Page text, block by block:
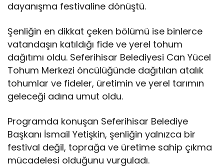
dayanışma festivaline dönüştü.
Şenliğin en dikkat çeken bölümü ise binlerce
vatandaşın katıldığı fide ve yerel tohum
dağıtımı oldu. Seferihisar Belediyesi Can Yücel
Tohum Merkezi öncülüğünde dağıtılan atalık
tohumlar ve fideler, üretimin ve yerel tarımın
geleceği adına umut oldu.
Programda konuşan Seferihisar Belediye
Başkanı İsmail Yetişkin, şenliğin yalnızca bir
festival değil, toprağa ve üretime sahip çıkma
mücadelesi olduğunu vurguladı.